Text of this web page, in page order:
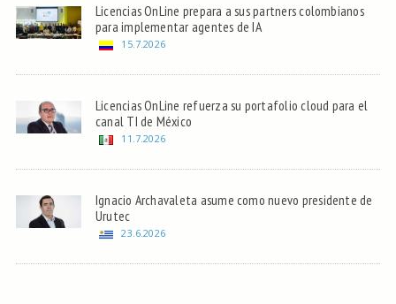
Licencias OnLine prepara a sus partners colombianos
para implementar agentes de IA
15.7.2026
Licencias OnLine refuerza su portafolio cloud para el
canal TI de México
11.7.2026
Ignacio Archavaleta asume como nuevo presidente de
Urutec
23.6.2026